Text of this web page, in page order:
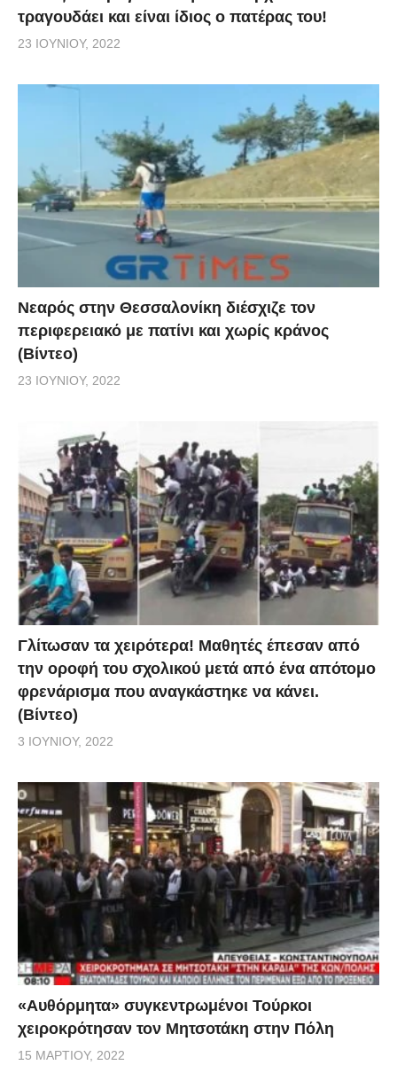
τραγουδάει και είναι ίδιος ο πατέρας του!
23 ΙΟΥΝΊΟΥ, 2022
Νεαρός στην Θεσσαλονίκη διέσχιζε τον
περιφερειακό με πατίνι και χωρίς κράνος
(Βίντεο)
23 ΙΟΥΝΊΟΥ, 2022
Γλίτωσαν τα χειρότερα! Μαθητές έπεσαν από
την οροφή του σχολικού μετά από ένα απότομο
φρενάρισμα που αναγκάστηκε να κάνει.
(Βίντεο)
3 ΙΟΥΝΊΟΥ, 2022
«Αυθόρμητα» συγκεντρωμένοι Τούρκοι
χειροκρότησαν τον Μητσοτάκη στην Πόλη
15 ΜΑΡΤΊΟΥ, 2022